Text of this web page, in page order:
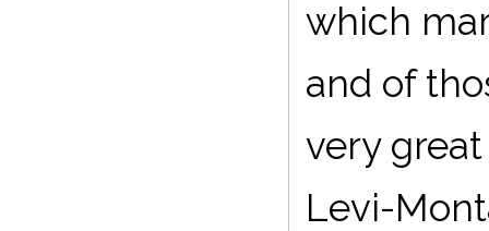
which
and of
very
Levi-